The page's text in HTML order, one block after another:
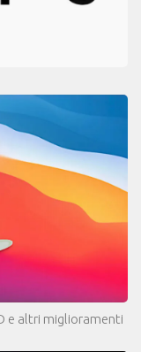
e altri miglioramenti